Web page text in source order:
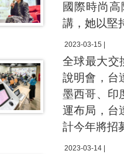
國際時尚
講，她以堅
2023-03-15 |
全球最大交
說明會，台
墨西哥、印
運布局，台
計今年將招
2023-03-14 |